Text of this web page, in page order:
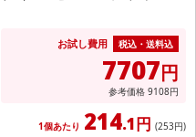
お試し費用 税込・送料込
7707円
参考価格 9108円
1個あたり 214.1円 (253円)